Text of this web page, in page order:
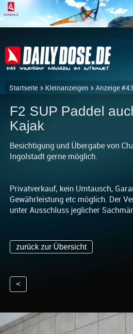
Startseite Kleinanzeigen Anzeige
F2 SUP Paddel
Kajak
Besichtigung und Übergabe von
Ingolstadt gerne möglich.
Privatverkauf, kein Umtausch,
Gewährleistung etc möglich. Der
unter Ausschluss jeglicher
zurück zur Übersicht
<